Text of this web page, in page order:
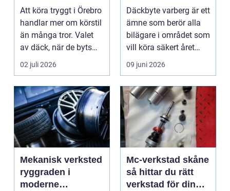
årstider
Att köra tryggt i Örebro
handlar mer om körstil
än många tror. Valet
av däck, när de byts
och hur de...
02 juli 2026
Däckbyte varberg är ett
ämne som berör alla
bilägare i området som
vill köra säkert året
om. När väd...
09 juni 2026
Mekanisk verksted
ryggraden i
moderne
Mc-verkstad skåne
så hittar du rätt
verkstad för din